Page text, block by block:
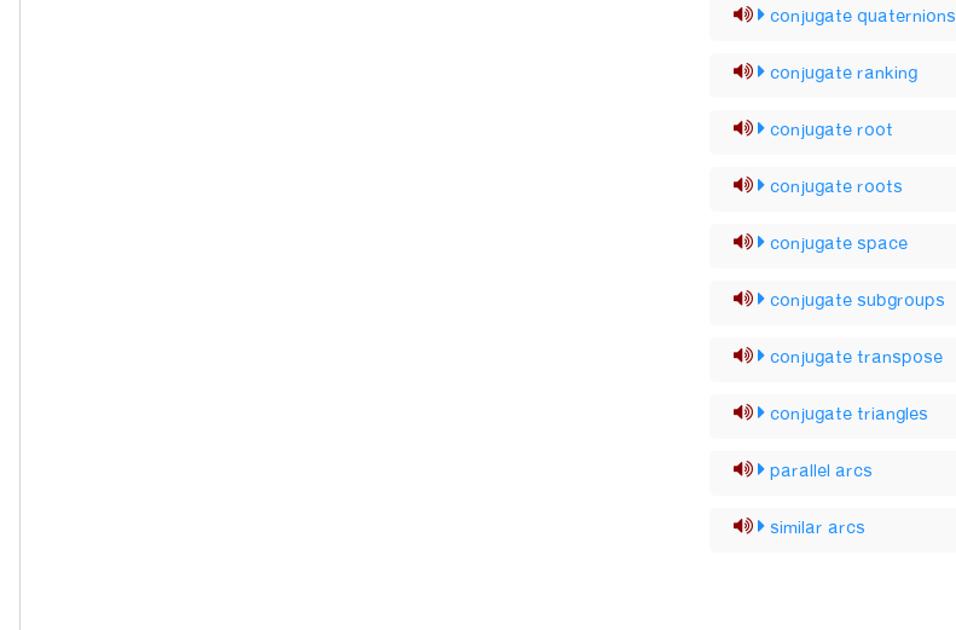
conjugate quaternions
conjugate ranking
conjugate root
conjugate roots
conjugate space
conjugate subgroups
conjugate transpose
conjugate triangles
parallel arcs
similar arcs